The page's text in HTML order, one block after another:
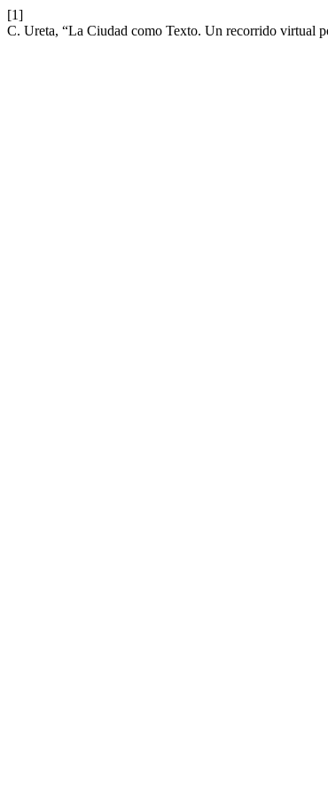
[1]
C. Ureta, “La Ciudad como Texto. Un recorrido virtual